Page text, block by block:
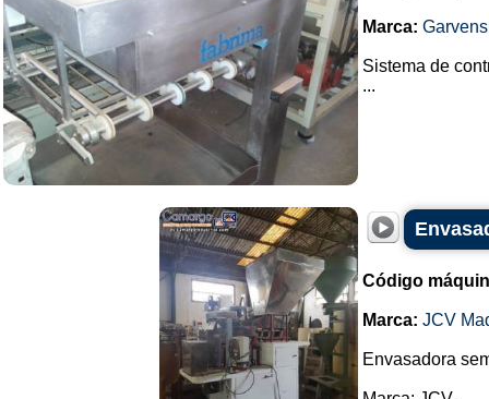
Marca:
Sistema de
...
Código
Marca: JCV
Envasadora